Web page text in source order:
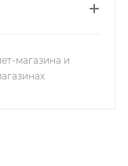
магазина и